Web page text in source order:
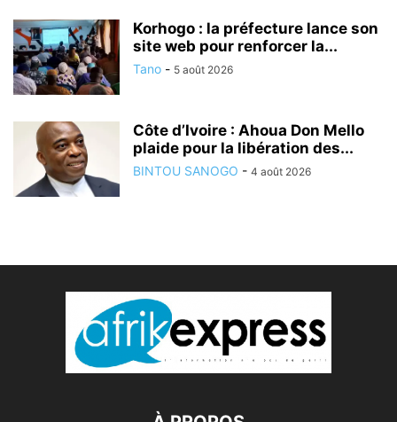
Korhogo : la préfecture lance son
site web pour renforcer la...
Tano - 5 août 2026
Côte d’Ivoire : Ahoua Don Mello
plaide pour la libération des...
BINTOU SANOGO - 4 août 2026